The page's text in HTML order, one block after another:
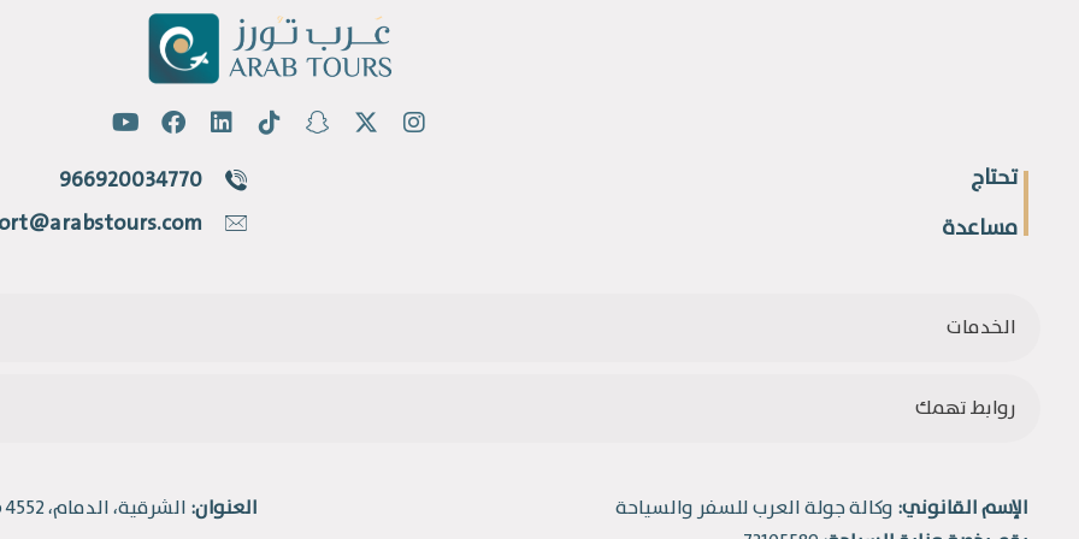
تحتاج
مساعدة
966920034770
الخدمات
روابط تهمك
الإسم القانوني: وكالة جولة العرب للسفر والسياحة
العنوان: الشرقية، الدمام، 4552 طريق الملك فهد، حي القادسية.